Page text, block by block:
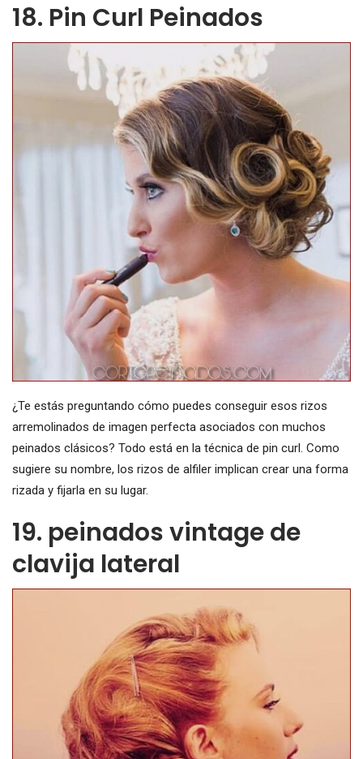
18. Pin Curl Peinados
¿Te estás preguntando cómo puedes conseguir esos rizos
arremolinados de imagen perfecta asociados con muchos
peinados clásicos? Todo está en la técnica de pin curl. Como
sugiere su nombre, los rizos de alfiler implican crear una forma
rizada y fijarla en su lugar.
19. peinados vintage de
clavija lateral